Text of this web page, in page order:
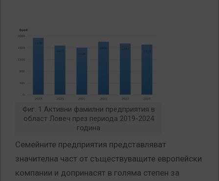
Фиг. 1 Активни фамилни предприятия в
област Ловеч през периода 2019-2024
година
Семейните предприятия представляват
значителна част от съществуващите европейски
компании и допринасят в голяма степен за